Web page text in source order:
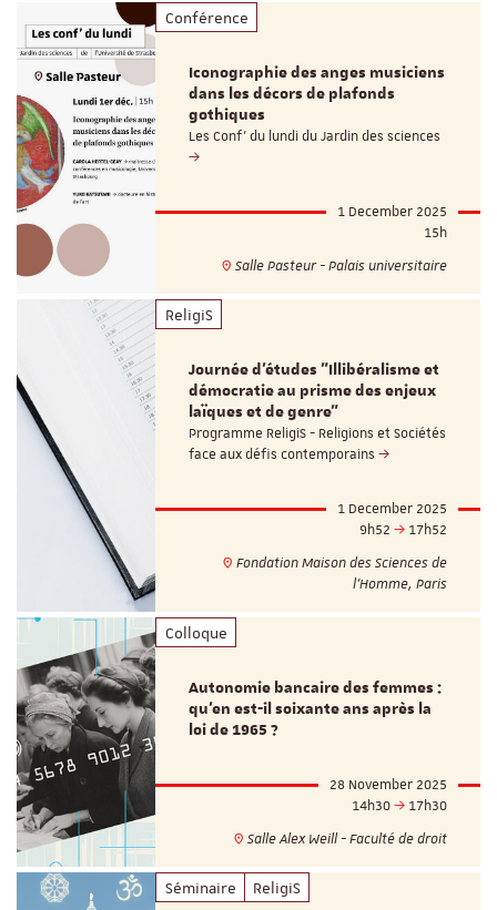
Conférence
Iconographie des anges musiciens
dans les décors de plafonds
gothiques
Les Conf' du lundi du Jardin des sciences
1 December 2025
15h
Salle Pasteur - Palais universitaire
ReligiS
Journée d’études "Illibéralisme et
démocratie au prisme des enjeux
laïques et de genre"
Programme ReligiS - Religions et Sociétés
face aux défis contemporains
1 December 2025
9h52
17h52
Fondation Maison des Sciences de
l’Homme, Paris
Colloque
Autonomie bancaire des femmes :
qu’en est-il soixante ans après la
loi de 1965 ?
28 November 2025
14h30
17h30
Salle Alex Weill - Faculté de droit
Séminaire ReligiS